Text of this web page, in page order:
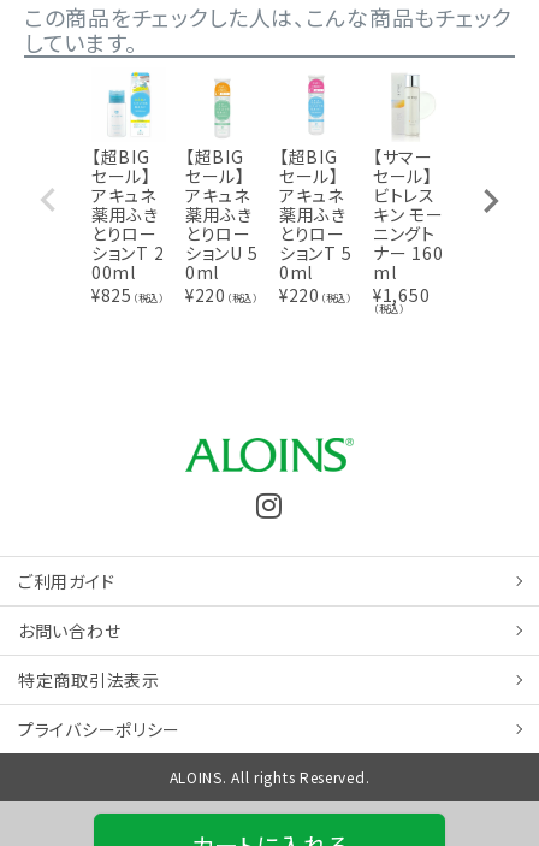
この商品をチェックした人は、こんな商品もチェック
しています。
【超BIG
セール】
アキュネ
薬用ふき
とりロー
ションT 2
00ml
¥825 （税込）
【超BIG
セール】
アキュネ
薬用ふき
とりロー
ションU 5
0ml
¥220 （税込）
【超BIG
セール】
アキュネ
薬用ふき
とりロー
ションT 5
0ml
¥220 （税込）
【サマー
セール】
ビトレス
キン モー
ニングト
ナー 160
ml
¥1,650
（税込）
アロエメ
イド 発酵
ご利用ガイド
お問い合わせ
特定商取引法表示
プライバシーポリシー
ALOINS. All rights Reserved.